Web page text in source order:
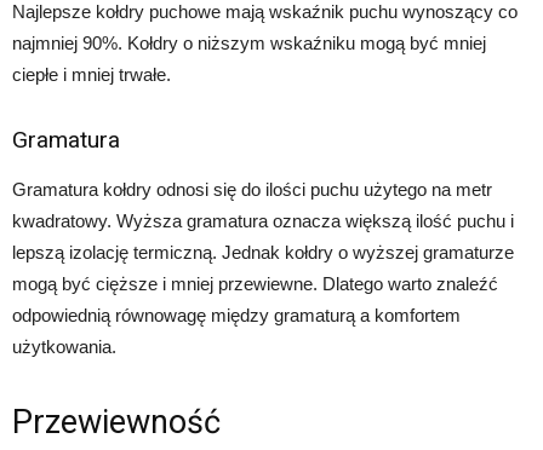
Najlepsze kołdry puchowe mają wskaźnik puchu wynoszący co
najmniej 90%. Kołdry o niższym wskaźniku mogą być mniej
ciepłe i mniej trwałe.
Gramatura
Gramatura kołdry odnosi się do ilości puchu użytego na metr
kwadratowy. Wyższa gramatura oznacza większą ilość puchu i
lepszą izolację termiczną. Jednak kołdry o wyższej gramaturze
mogą być cięższe i mniej przewiewne. Dlatego warto znaleźć
odpowiednią równowagę między gramaturą a komfortem
użytkowania.
Przewiewność